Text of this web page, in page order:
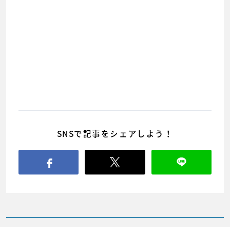
SNSで記事をシェアしよう！